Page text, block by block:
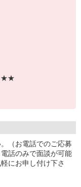
（お電話でのご応募
話のみで面談が可能
にお申し付け下さ